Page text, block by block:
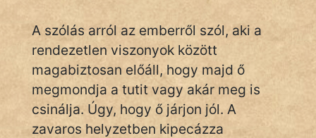
ZENE
FILM
ÉLETMÓD
A szólás arról az emberről szól, aki a
rendezetlen viszonyok között
magabiztosan előáll, hogy majd ő
megmondja a tutit vagy akár meg is
csinálja. Úgy, hogy ő járjon jól. A
zavaros helyzetben kipecázza